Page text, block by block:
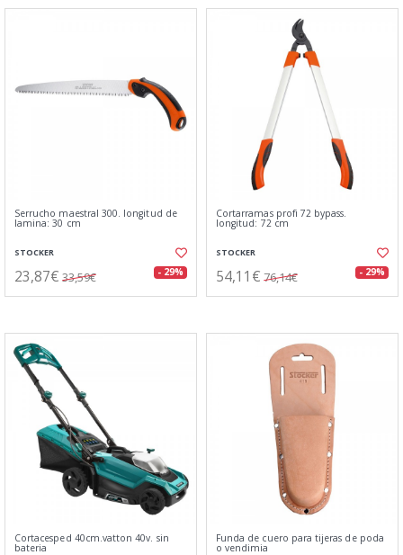
Serrucho maestral 300. longitud de
lamina: 30 cm
STOCKER
23,87€ 33,59€ - 29%
Cortarramas profi 72 bypass.
longitud: 72 cm
STOCKER
54,11€ 76,14€ - 29%
Cortacesped 40cm.vatton 40v. sin
bateria
Funda de cuero para tijeras de poda
o vendimia